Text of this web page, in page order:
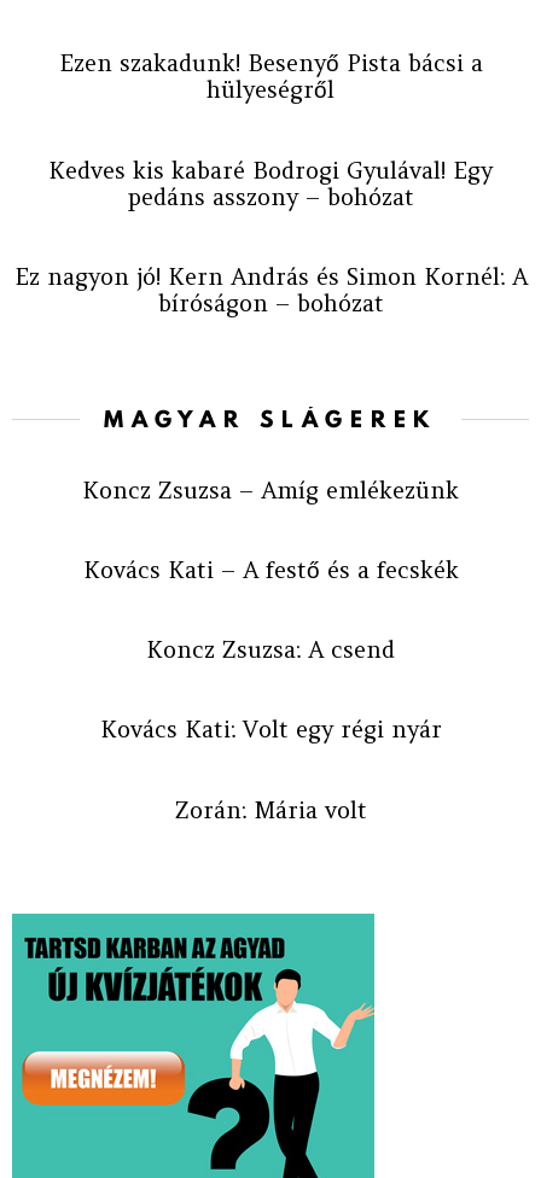
Ezen szakadunk! Besenyő Pista bácsi a
hülyeségről
Kedves kis kabaré Bodrogi Gyulával! Egy
pedáns asszony – bohózat
Ez nagyon jó! Kern András és Simon Kornél: A
bíróságon – bohózat
MAGYAR SLÁGEREK
Koncz Zsuzsa – Amíg emlékezünk
Kovács Kati – A festő és a fecskék
Koncz Zsuzsa: A csend
Kovács Kati: Volt egy régi nyár
Zorán: Mária volt